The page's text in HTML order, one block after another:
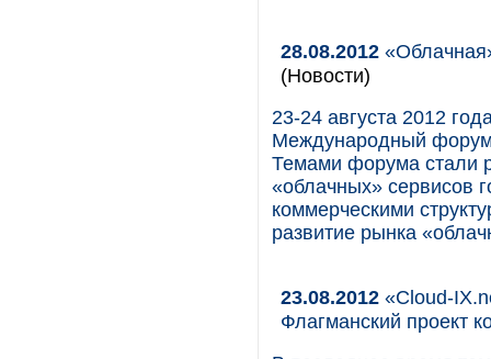
28.08.2012
(Новости)
23-24 августа 2012
Международный форум
Темами форума стали
«облачных» сервисов
коммерческими
развитие рынка
23.08.2012 «Cloud-
Флагманский проект